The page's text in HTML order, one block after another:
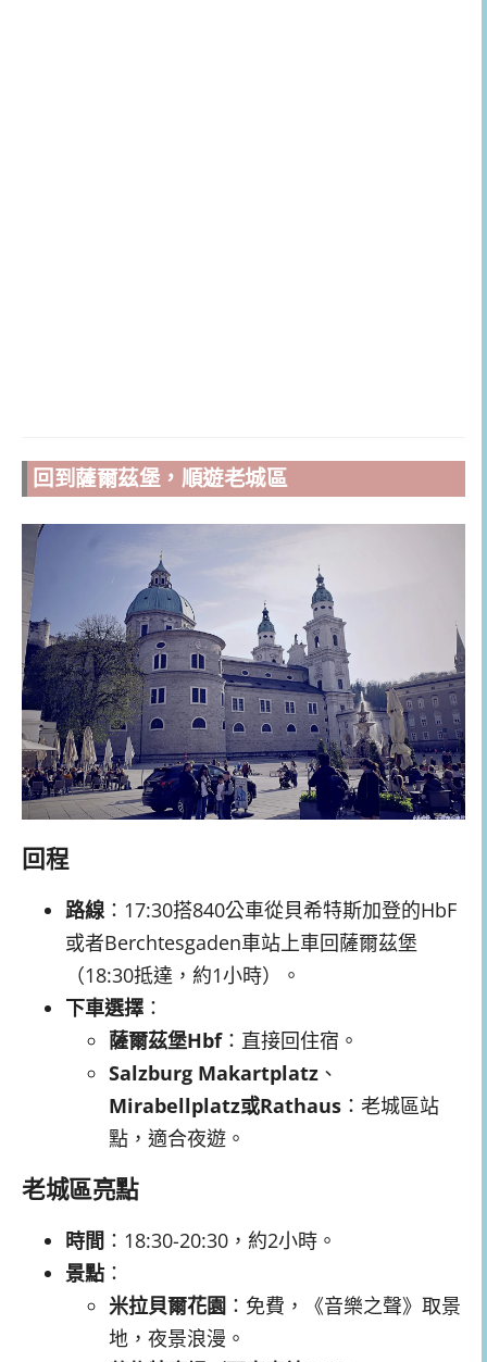
回到薩爾茲堡，順遊老城區
回程
路線：17:30搭840公車從貝希特斯加登的HbF
或者Berchtesgaden車站上車回薩爾茲堡
（18:30抵達，約1小時）。
下車選擇 ：
薩爾茲堡Hbf：直接回住宿。
Salzburg Makartplatz 、
Mirabellplatz或Rathaus ：老城區站
點，適合夜遊。
老城區亮點
時間 ：18:30-20:30，約2小時。
景點 ：
米拉貝爾花園 ：免費，《音樂之聲》取景
地，夜景浪漫。